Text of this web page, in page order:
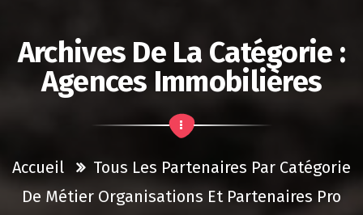
Archives De La Catégorie :
Agences Immobilières
Accueil
Tous Les Partenaires Par Catégorie
De Métier Organisations Et Partenaires Pro